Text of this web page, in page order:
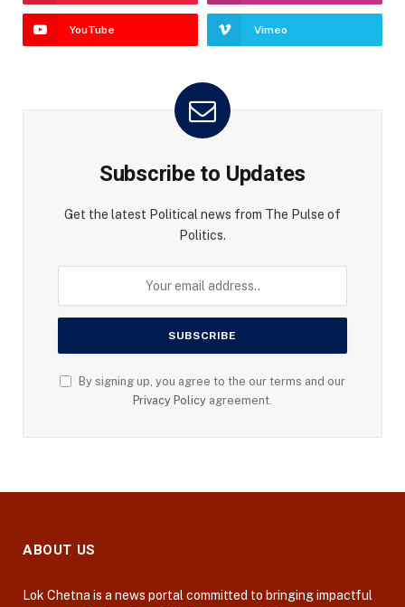
YouTube Vimeo
Subscribe to Updates
Get the latest Political news from The Pulse of
Politics.
By signing up, you agree to the our terms and our
Privacy Policy agreement.
ABOUT US
Lok Chetna is a news portal committed to bringing impactful